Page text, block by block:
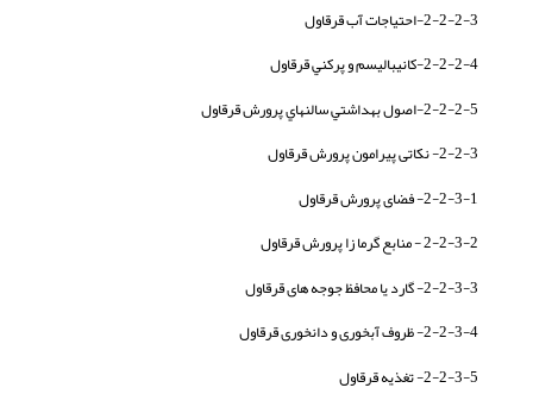
2-2-2-3-احتياجات آب قرقاول
2-2-2-4-كانيباليسم و پركني قرقاول
2-2-2-5-اصول بهداشتي سالنهاي پرورش قرقاول
2-2-3- نکاتی پیرامون پرورش قرقاول
2-2-3-1- فضای پرورش قرقاول
2-2-3-2 - منابع گرما زا پرورش قرقاول
2-2-3-3- گارد یا محافظ جوجه های قرقاول
2-2-3-4- ظروف آبخوری و دانخوری قرقاول
2-2-3-5- تغذیه قرقاول